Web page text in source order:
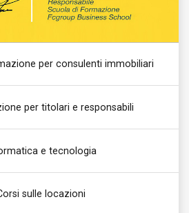
per consulenti immobiliari
per titolari e responsabili
e tecnologia
sulle locazioni